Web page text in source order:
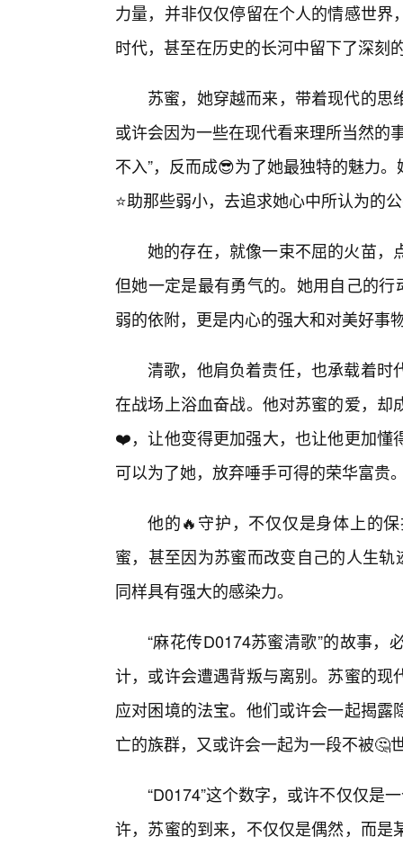
力量，并非仅仅停留在个人的情感世
时代，甚至在历史的长河中留下了深刻
苏蜜，她穿越而来，带着现代的
或许会因为一些在现代看来理所当然的
不入”，反而成😎为了她最独特的魅力
⭐助那些弱小，去追求她心中所认为的
她的存在，就像一束不屈的火苗，
但她一定是最有勇气的。她用自己的
弱的依附，更是内心的强大和对美好事
清歌，他肩负着责任，也承载着时
在战场上浴血奋战。他对苏蜜的爱，
❤️，让他变得更加强大，也让他更加懂
可以为了她，放弃唾手可得的荣华富贵
他的🔥守护，不仅仅是身体上的
蜜，甚至因为苏蜜而改变自己的人生
同样具有强大的感染力。
“麻花传D0174苏蜜清歌”的故事
计，或许会遭遇背叛与离别。苏蜜的
应对困境的法宝。他们或许会一起揭
亡的族群，又或许会一起为一段不被🤔
“D0174”这个数字，或许不仅仅是
许，苏蜜的到来，不仅仅是偶然，而